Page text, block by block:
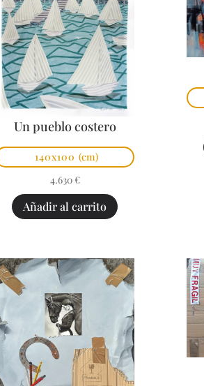
Un pueblo costero
140x100 (cm)
4.630 €
Añadir al carrito